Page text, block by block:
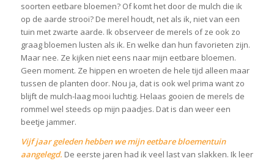
soorten eetbare bloemen? Of komt het door de mulch die ik
op de aarde strooi? De merel houdt, net als ik, niet van een
tuin met zwarte aarde. Ik observeer de merels of ze ook zo
graag bloemen lusten als ik. En welke dan hun favorieten zijn.
Maar nee. Ze kijken niet eens naar mijn eetbare bloemen.
Geen moment. Ze hippen en wroeten de hele tijd alleen maar
tussen de planten door. Nou ja, dat is ook wel prima want zo
blijft de mulch-laag mooi luchtig. Helaas gooien de merels de
rommel wel steeds op mijn paadjes. Dat is dan weer een
beetje jammer.
Vijf jaar geleden hebben we mijn eetbare bloementuin
aangelegd. De eerste jaren had ik veel last van slakken. Ik leer